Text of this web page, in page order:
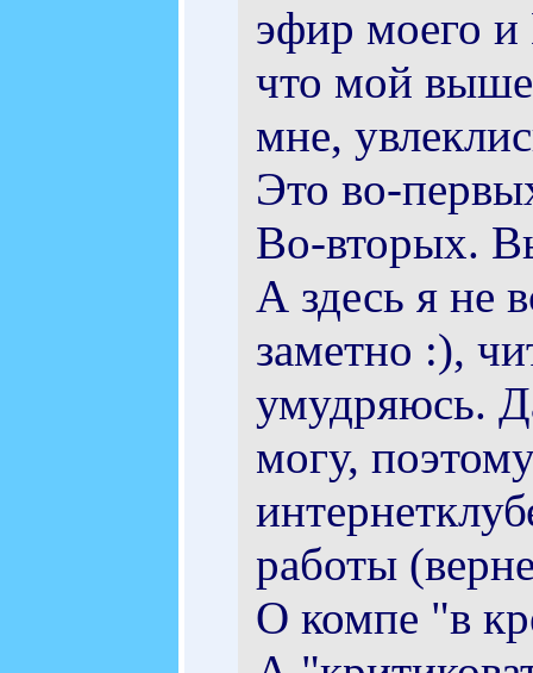
эфир моего и
что мой
мне,
Это во-
Во-вторых.
А здесь я не
заметно :),
умудряюсь.
могу,
работы
О компе "в